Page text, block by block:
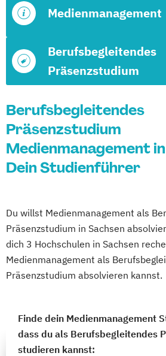
Berufsbegleitendes
Präsenzstudium
Medienmanagement
Berufsbegleitendes
Präsenzstudium
Medienmanagement
Dein Studienführer
Du willst Medienmanagement als
Präsenzstudium in Sachsen
dich 3 Hochschulen in Sachsen
Medienmanagement als
Präsenzstudium absolvieren kannst.
Finde dein Medienmanagement
dass du als Berufsbegleitendes
studieren kannst: